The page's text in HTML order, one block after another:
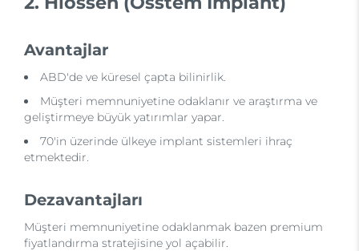
Avantajlar
ABD'de ve küresel çapta bilinirlik.
Müşteri memnuniyetine odaklanır ve araştırma ve
geliştirmeye büyük yatırımlar yapar.
70'in üzerinde ülkeye implant sistemleri ihraç
etmektedir.
Dezavantajları
Müşteri memnuniyetine odaklanmak bazen premium
fiyatlandırma stratejisine yol açabilir.